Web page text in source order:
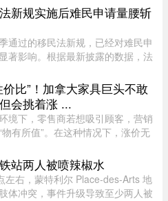
了其资金来源，充分展现警方瓦解
。警方介绍， ...
新规实施后难民申请量腰斩
通过的移民法新规，已经对难民申
著影响。根据最新披露的数据，法
的 2.78 万宗减少近一半。新法生
紧今年 3 ...
价比”！加拿大家具巨头不敢
会挑着涨 ...
境下，零售商若想吸引顾客，营销
有所值”。在这种情况下，涨价无
间，Leon’s Furniture Ltd.（LNF-
示，公 ...
站两人被喷辣椒水
左右，蒙特利尔 Place-des-Arts 地
体冲突，事件升级导致至少两人被